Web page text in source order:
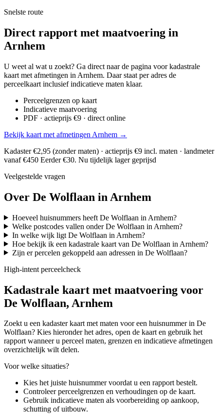
Snelste route
Direct rapport met maatvoering in
Arnhem
U weet al wat u zoekt? Ga direct naar de pagina voor kadastrale
kaart met afmetingen in Arnhem. Daar staat per adres de
perceelkaart inclusief indicatieve maten klaar.
Perceelgrenzen op kaart
Indicatieve maatvoering
PDF · actieprijs €9 · direct online
Bekijk kaart met afmetingen Arnhem →
Kadaster €2,95 (zonder maten) · actieprijs €9 incl. maten · landmeter
vanaf €450 Eerder €30. Nu tijdelijk lager geprijsd
Veelgestelde vragen
Over De Wolflaan in Arnhem
Hoeveel huisnummers heeft De Wolflaan in Arnhem?
Welke postcodes vallen onder De Wolflaan in Arnhem?
In welke wijk ligt De Wolflaan in Arnhem?
Hoe bekijk ik een kadastrale kaart van De Wolflaan in Arnhem?
Zijn er percelen gekoppeld aan adressen in De Wolflaan?
High-intent perceelcheck
Kadastrale kaart met maatvoering voor
De Wolflaan, Arnhem
Zoekt u een kadaster kaart met maten voor een huisnummer in De
Wolflaan? Kies hieronder het adres, open de kaart en gebruik het
rapport wanneer u perceel maten, grenzen en indicatieve afmetingen
overzichtelijk wilt delen.
Voor welke situaties?
Kies het juiste huisnummer voordat u een rapport bestelt.
Controleer perceelgrenzen en verhoudingen op de kaart.
Gebruik indicatieve maten als voorbereiding op aankoop,
schutting of uitbouw.